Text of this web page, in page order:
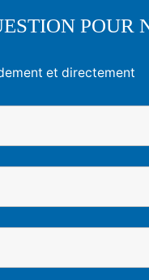
POUR
et directement